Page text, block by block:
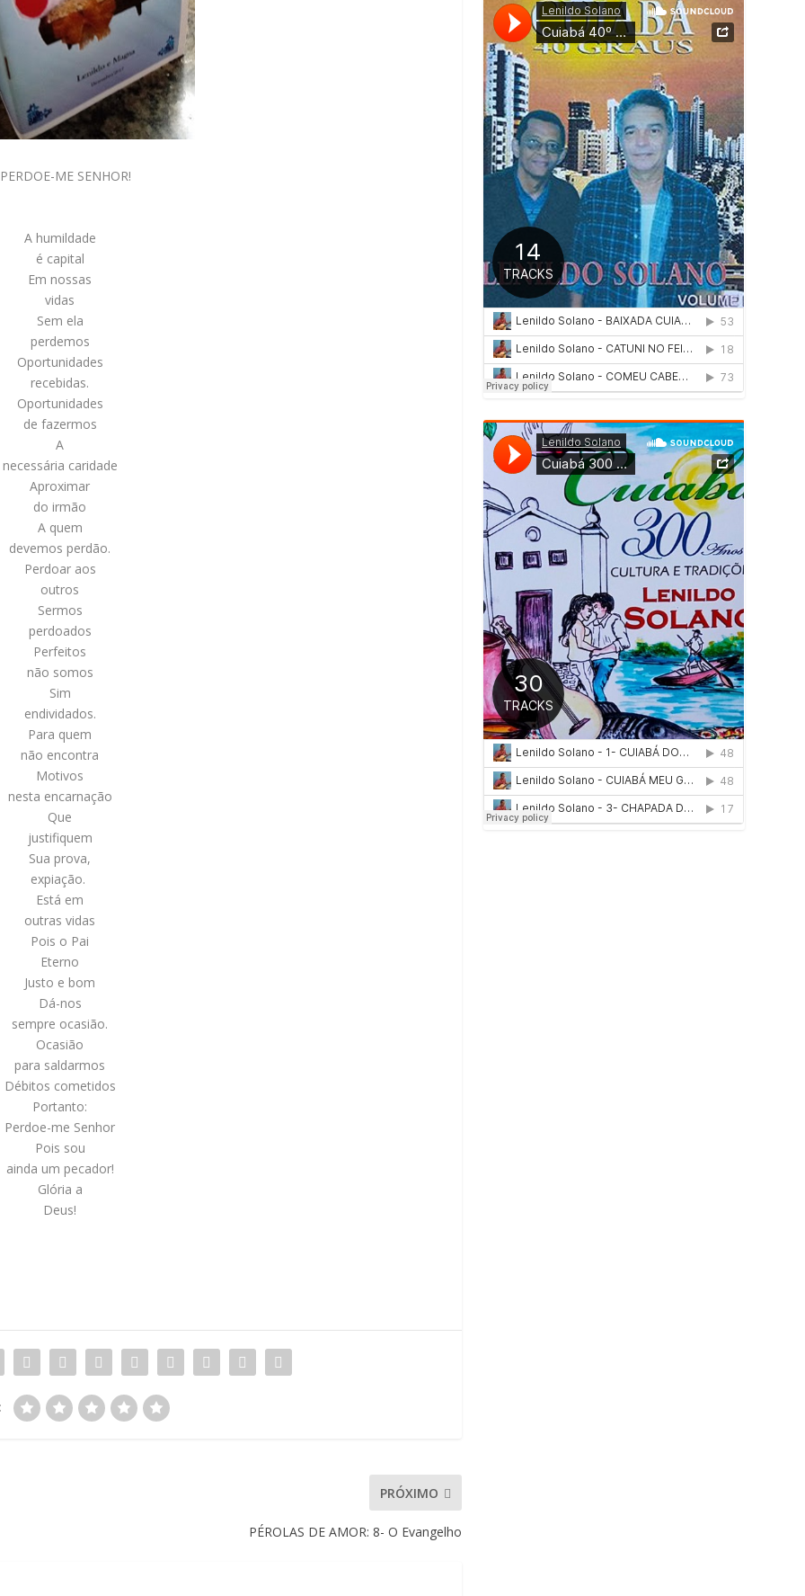
ME SENHOR!
A humildade
é capital
Em nossas
vidas
Sem ela
perdemos
Oportunidades
recebidas.
Oportunidades
de fazermos
A
necessária caridade
Aproximar
do irmão
A quem
devemos perdão.
Perdoar aos
outros
Sermos
perdoados
Perfeitos
não somos
Sim
endividados.
Para quem
não encontra
Motivos
nesta encarnação
Que
justifiquem
Sua prova,
expiação.
Está em
outras vidas
Pois o Pai
Eterno
Justo e bom
Dá-nos
sempre ocasião.
Ocasião
para saldarmos
Débitos cometidos
Portanto:
Perdoe-me Senhor
Pois sou
ainda um pecador!
Glória a
Deus!
PRÓXIMO
PÉROLAS DE AMOR: 8- O Evangelho